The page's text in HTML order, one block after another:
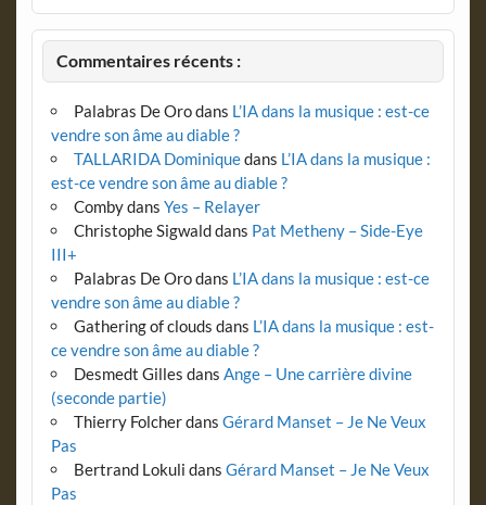
Commentaires récents :
Palabras De Orodans L’IA dans la musique : est-ce
vendre son âme au diable ?
TALLARIDA Dominiquedans L’IA dans la musique :
est-ce vendre son âme au diable ?
Combydans Yes – Relayer
Christophe Sigwalddans Pat Metheny – Side-Eye
III+
Palabras De Orodans L’IA dans la musique : est-ce
vendre son âme au diable ?
Gathering of clouds dans L’IA dans la musique : est-
ce vendre son âme au diable ?
Desmedt Gilles dans Ange – Une carrière divine
(seconde partie)
Thierry Folcherdans Gérard Manset – Je Ne Veux
Pas
Bertrand Lokuli dans Gérard Manset – Je Ne Veux
Pas